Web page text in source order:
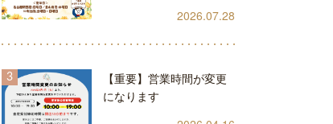
2026.07.28
【重要】営業時間が変更
になります